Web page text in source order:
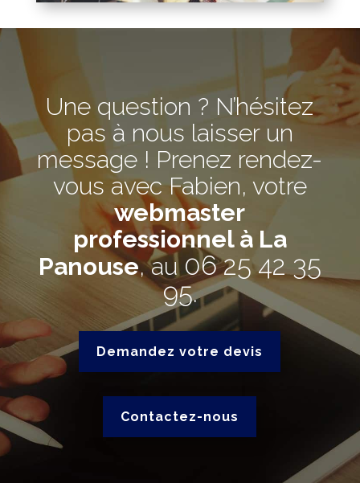
Une question ? N’hésitez
pas à nous laisser un
message ! Prenez rendez-
vous avec Fabien, votre
webmaster
professionnel à La
Panouse, au 06 25 42 35
95.
Demandez votre devis
Contactez-nous